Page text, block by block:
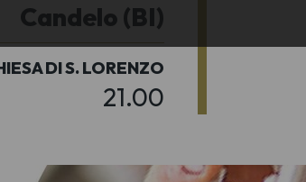
Candelo (BI)
DI S. LORENZO
21.00